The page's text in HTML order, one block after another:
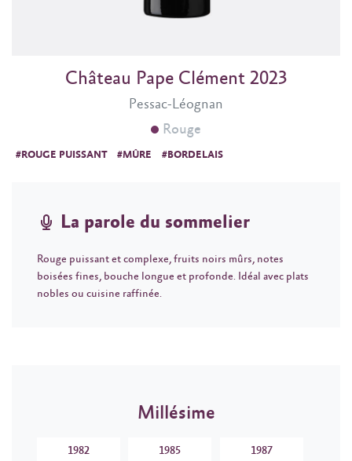
Pessac-Léognan
Château Pape Clément 2023
Rouge
#ROUGE PUISSANT #MÛRE #BORDELAIS
La parole du sommelier
Rouge puissant et complexe, fruits noirs mûrs, notes
boisées fines, bouche longue et profonde. Idéal avec plats
nobles ou cuisine raffinée.
Millésime
1982 1985 1987